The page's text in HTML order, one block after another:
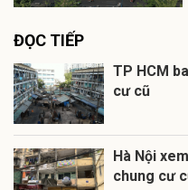
ĐỌC TIẾP
TP HCM
cư cũ
Hà Nội
chung cư